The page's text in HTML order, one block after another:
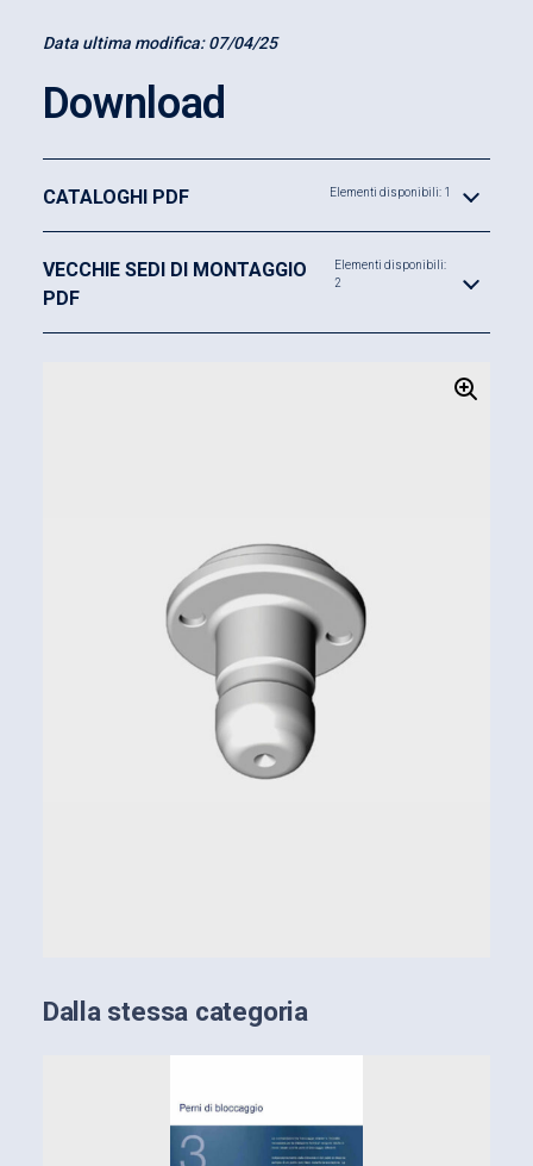
Dalla stessa categoria
Data ultima modifica:07/04/25
Download
CATALOGHI PDF Elementi disponibili: 1
VECCHIE SEDI DI MONTAGGIO
PDF
Elementi disponibili:
2